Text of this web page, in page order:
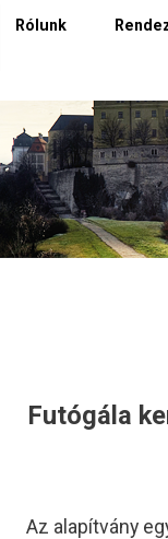
Rólunk
Futógála
Az alapítvány